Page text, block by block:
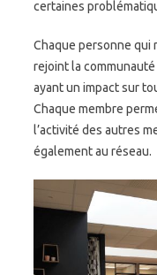
certaines
Chaque personne qui
rejoint la
ayant un impact sur
Chaque membre
l’activité des autres
également au réseau.